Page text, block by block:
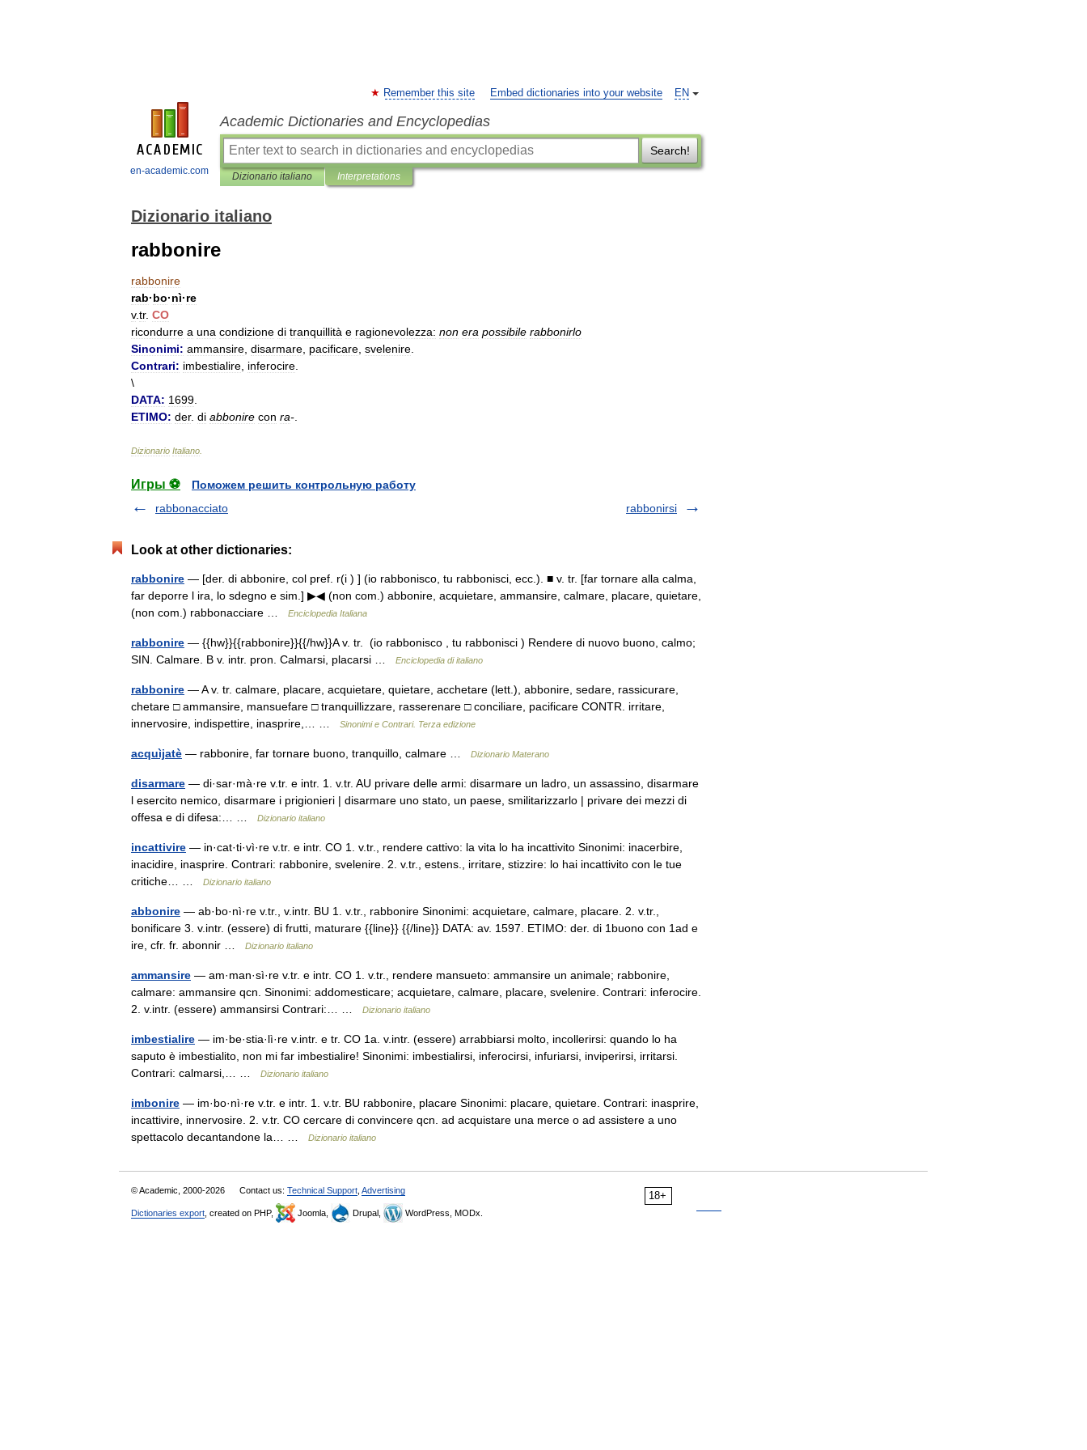
en-academic.com
EN
Remember this site Embed dictionaries into your website
Academic Dictionaries and Encyclopedias
Search!
Dizionario italiano Interpretations
Dizionario italiano
rabbonire
rabbonire
rab·bo·nì·re
v.tr. CO
ricondurre a una condizione di tranquillità e ragionevolezza: non era possibile rabbonirlo
Sinonimi: ammansire disarmare pacificare svelenire
Contrari: imbestialire inferocire
\
DATA: 1699
ETIMO: der. di abbonire con ra-
Dizionario Italiano
Игры ⚽
Поможем решить контрольную работу
rabbonacciato
rabbonirsi
Look at other dictionaries:
rabbonire — [der. di abbonire, col pref. r(i ) ] (io rabbonisco, tu rabbonisci, ecc.). ■ v. tr. [far tornare alla calma,
far deporre l ira, lo sdegno e sim.] ▶◀ (non com.) abbonire, acquietare, ammansire, calmare, placare, quietare,
(non com.) rabbonacciare …
Enciclopedia Italiana
rabbonire — {{hw}}{{rabbonire}}{{/hw}}A v. tr. (io rabbonisco , tu rabbonisci ) Rendere di nuovo buono, calmo;
SIN. Calmare. B v. intr. pron. Calmarsi, placarsi …
Enciclopedia di italiano
rabbonire — A v. tr. calmare, placare, acquietare, quietare, acchetare (lett.), abbonire, sedare, rassicurare,
chetare □ ammansire, mansuefare □ tranquillizzare, rasserenare □ conciliare, pacificare CONTR. irritare,
innervosire, indispettire, inasprire,… …
Sinonimi e Contrari. Terza edizione
acquìjatè — rabbonire, far tornare buono, tranquillo, calmare … Dizionario Materano
disarmare — di·sar·mà·re v.tr. e intr. 1. v.tr. AU privare delle armi: disarmare un ladro, un assassino, disarmare
l esercito nemico, disarmare i prigionieri | disarmare uno stato, un paese, smilitarizzarlo | privare dei mezzi di
offesa e di difesa:… …
Dizionario italiano
incattivire — in·cat·ti·vì·re v.tr. e intr. CO 1. v.tr., rendere cattivo: la vita lo ha incattivito Sinonimi: inacerbire,
inacidire, inasprire. Contrari: rabbonire, svelenire. 2. v.tr., estens., irritare, stizzire: lo hai incattivito con le tue
critiche… …
Dizionario italiano
abbonire — ab·bo·nì·re v.tr., v.intr. BU 1. v.tr., rabbonire Sinonimi: acquietare, calmare, placare. 2. v.tr.,
bonificare 3. v.intr. (essere) di frutti, maturare {{line}} {{/line}} DATA: av. 1597. ETIMO: der. di 1buono con 1ad e
ire, cfr. fr. abonnir …
Dizionario italiano
ammansire — am·man·sì·re v.tr. e intr. CO 1. v.tr., rendere mansueto: ammansire un animale; rabbonire,
calmare: ammansire qcn. Sinonimi: addomesticare; acquietare, calmare, placare, svelenire. Contrari: inferocire.
2. v.intr. (essere) ammansirsi Contrari:… …
Dizionario italiano
imbestialire — im·be·stia·lì·re v.intr. e tr. CO 1a. v.intr. (essere) arrabbiarsi molto, incollerirsi: quando lo ha
saputo è imbestialito, non mi far imbestialire! Sinonimi: imbestialirsi, inferocirsi, infuriarsi, inviperirsi, irritarsi.
Contrari: calmarsi,… …
Dizionario italiano
imbonire — im·bo·nì·re v.tr. e intr. 1. v.tr. BU rabbonire, placare Sinonimi: placare, quietare. Contrari: inasprire,
incattivire, innervosire. 2. v.tr. CO cercare di convincere qcn. ad acquistare una merce o ad assistere a uno
spettacolo decantandone la… …
Dizionario italiano
18+
© Academic, 2000-2026 Contact us: Technical Support Advertising
Dictionaries export , created on PHP, Joomla, Drupal, WordPress, MODx.